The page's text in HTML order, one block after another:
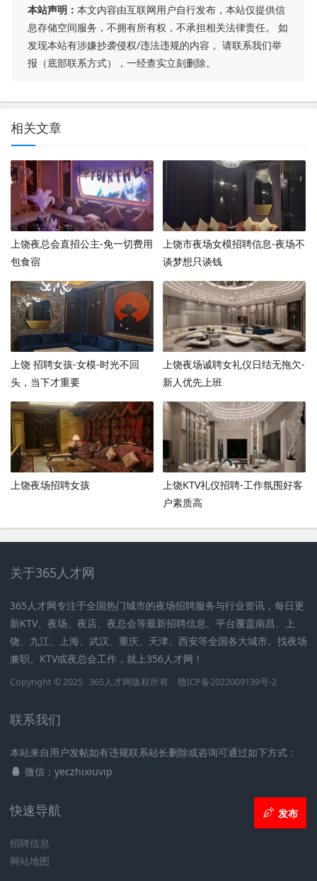
本站声明： 本文内容由互联网用户自行发布，本站仅提供信
息存储空间服务，不拥有所有权，不承担相关法律责任。 如
发现本站有涉嫌抄袭侵权/违法违规的内容， 请联系我们举
报（底部联系方式），一经查实立刻删除。
相关文章
上饶夜总会直招公主-免一切费用
包食宿
上饶市夜场女模招聘信息-夜场不
谈梦想只谈钱
上饶 招聘女孩-女模-时光不回
头，当下才重要
上饶夜场诚聘女礼仪日结无拖欠-
新人优先上班
上饶夜场招聘女孩
上饶KTV礼仪招聘-工作氛围好客
户素质高
关于365人才网
365人才网专注于全国热门城市的夜场招聘服务与行业资讯，每日更
新KTV、夜场、夜店、夜总会等最新招聘信息。平台覆盖南昌、上
饶、九江、上海、武汉、重庆、天津、西安等全国各大城市。找夜场
兼职、KTV或夜总会工作，就上356人才网！
Copyright © 2025 365人才网版权所有 赣ICP备2022009139号-2
联系我们
本站来自用户发帖如有违规联系站长删除或咨询可通过如下方式：
微信：yeczhixiuvip
快速导航
招聘信息
网站地图
发布